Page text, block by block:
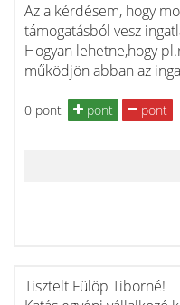
Az a kérdésem, hogy
támogatásból vesz
Hogyan lehetne,hogy
működjön abban az
0 pont pont pont
Tisztelt Fülöp Tiborné!